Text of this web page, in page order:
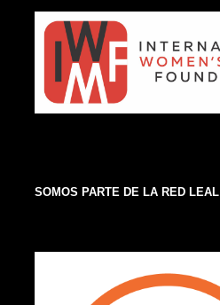
SOMOS PARTE DE LA RED LEAL